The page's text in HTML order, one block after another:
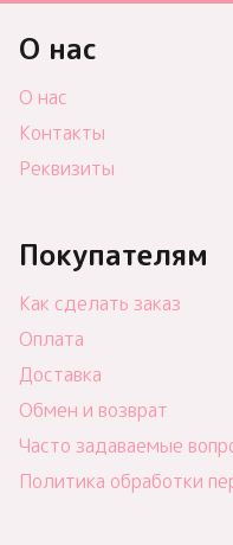
О нас
О нас
Контакты
Реквизиты
Покупателям
Как сделать заказ
Оплата
Доставка
Обмен и возврат
Часто задаваемые
Политика обработки